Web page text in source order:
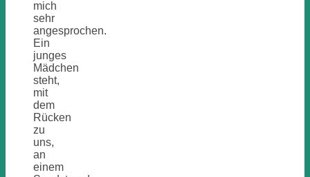
mich
sehr
angesprochen.
Ein
junges
Mädchen
steht,
mit
dem
Rücken
zu
uns,
an
einem